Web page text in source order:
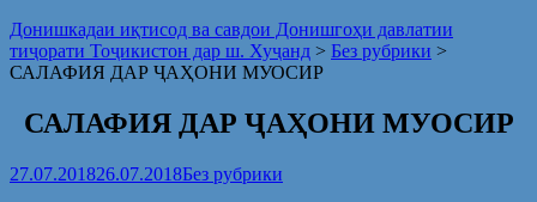
Донишкадаи иқтисод ва савдои Донишгоҳи давлатии
тиҷорати Тоҷикистон дар ш. Хуҷанд > Без рубрики >
САЛАФИЯ ДАР ҶАҲОНИ МУОСИР
САЛАФИЯ ДАР ҶАҲОНИ МУОСИР
27.07.201826.07.2018Без рубрики